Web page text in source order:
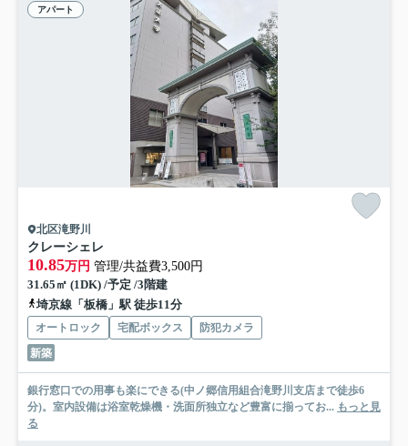
アパート
北区滝野川
クレーシェレ
10.85万円 管理/共益費3,500円
31.65㎡ (1DK) /予定 /3階建
埼京線「板橋」駅 徒歩11分
オートロック 宅配ボックス
防犯カメラ
新築
銀行窓口での用事も楽にできる(中ノ郷信用組合滝野川支店まで徒歩6
分)。室内設備は浴室乾燥機・洗面所独立など豊富に揃ってお... もっと見
る